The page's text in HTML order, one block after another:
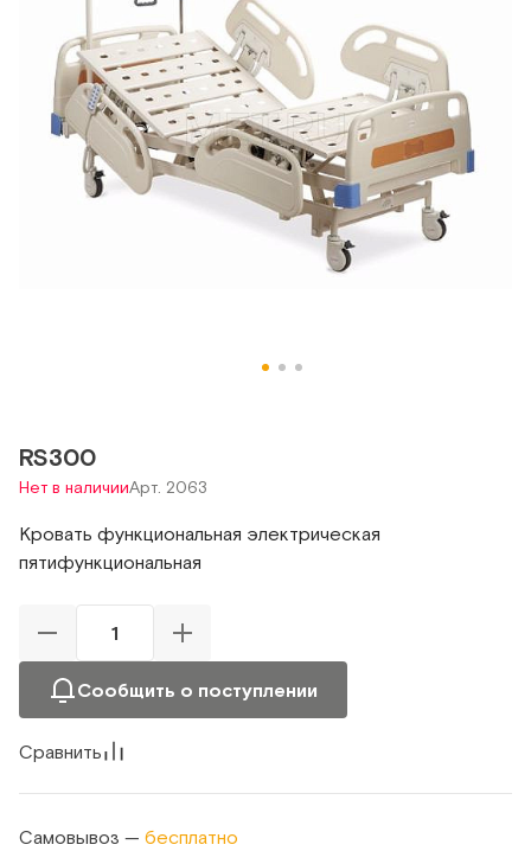
RS300
Нет в наличииАрт. 2063
Кровать функциональная электрическая
пятифункциональная
Сообщить о поступлении
Сравнить
Самовывоз — бесплатно